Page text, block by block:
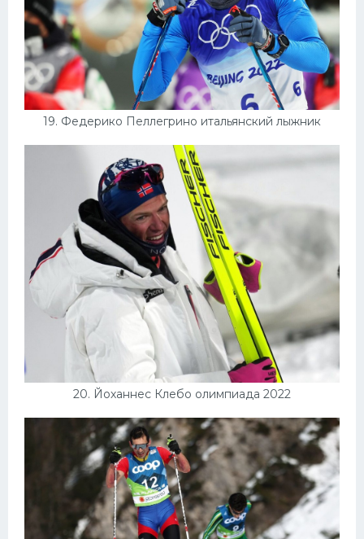
19. Федерико Пеллегрино итальянский лыжник
20. Йоханнес Клебо олимпиада 2022